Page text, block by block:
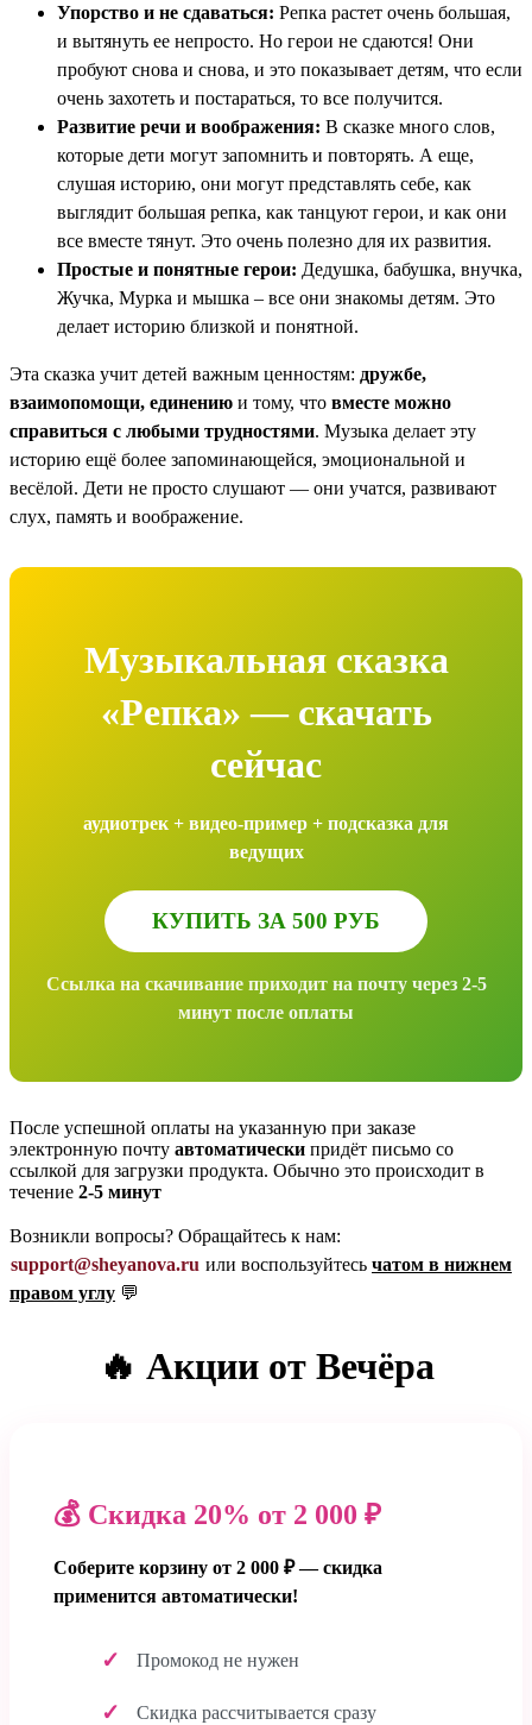
Упорство и не сдаваться: Репка растет очень большая,
и вытянуть ее непросто. Но герои не сдаются! Они
пробуют снова и снова, и это показывает детям, что если
очень захотеть и постараться, то все получится.
Развитие речи и воображения: В сказке много слов,
которые дети могут запомнить и повторять. А еще,
слушая историю, они могут представлять себе, как
выглядит большая репка, как танцуют герои, и как они
все вместе тянут. Это очень полезно для их развития.
Простые и понятные герои: Дедушка, бабушка, внучка,
Жучка, Мурка и мышка – все они знакомы детям. Это
делает историю близкой и понятной.
Эта сказка учит детей важным ценностям: дружбе,
взаимопомощи, единению и тому, что вместе можно
справиться с любыми трудностями. Музыка делает эту
историю ещё более запоминающейся, эмоциональной и
весёлой. Дети не просто слушают — они учатся, развивают
слух, память и воображение.
Музыкальная сказка
«Репка» — скачать
сейчас
аудиотрек + видео-пример + подсказка для
ведущих
КУПИТЬ ЗА 500 РУБ
Ссылка на скачивание приходит на почту через 2-5
минут после оплаты
После успешной оплаты на указанную при заказе
электронную почту автоматически придёт письмо со
ссылкой для загрузки продукта. Обычно это происходит в
течение 2-5 минут
Возникли вопросы? Обращайтесь к нам:
support@sheyanova.ru или воспользуйтесь чатом в нижнем
правом углу 💬
🔥 Акции от Вечёра
💰 Скидка 20% от 2 000 ₽
Соберите корзину от 2 000 ₽ — скидка
применится автоматически!
Промокод не нужен
Скидка рассчитывается сразу